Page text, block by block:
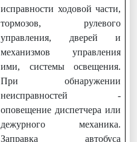
исправности ходовой части,
тормозов, рулевого
управления, дверей и
механизмов управления
ими, системы освещения.
При обнаружении
неисправностей -
оповещение диспетчера или
дежурного механика.
Заправка автобуса